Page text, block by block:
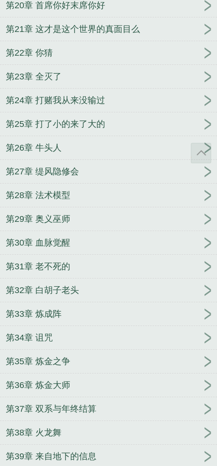
第20章 首席你好末席你好
第21章 这才是这个世界的真面目么
第22章 你猜
第23章 全灭了
第24章 打赌我从来没输过
第25章 打了小的来了大的
第26章 牛头人
第27章 缇风隐修会
第28章 法术模型
第29章 奥义巫师
第30章 血脉觉醒
第31章 老不死的
第32章 白胡子老头
第33章 炼成阵
第34章 诅咒
第35章 炼金之争
第36章 炼金大师
第37章 双系与年终结算
第38章 火龙舞
第39章 来自地下的信息